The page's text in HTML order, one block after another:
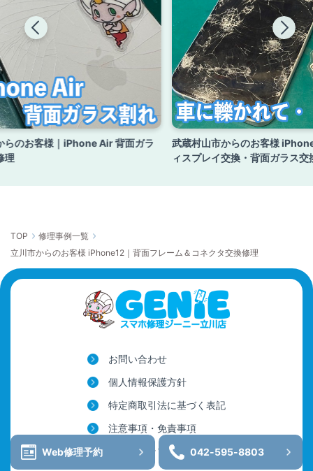
らのお客様｜iPhone Air 背面ガラ
理
武蔵村山市からのお客様
ィスプレイ交換・背面ガラス交
TOP
修理事例一覧
立川市からのお客様 iPhone12｜背面フレーム＆コネクタ交換修理
お問い合わせ
個人情報保護方針
特定商取引法に基づく表記
注意事項・免責事項
サイトマップ
Web修理予約 042-595-8803